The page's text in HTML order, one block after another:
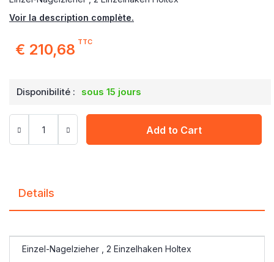
Voir la description complète.
€ 210,68 TTC
Disponibilité : sous 15 jours
Add to Cart
Details
Einzel-Nagelzieher , 2 Einzelhaken Holtex